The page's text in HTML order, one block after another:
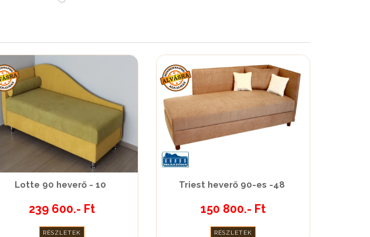
Lotte 90 heverő - 10
239 600.- Ft
RÉSZLETEK
Triest heverő 90-es -48
150 800.- Ft
RÉSZLETEK